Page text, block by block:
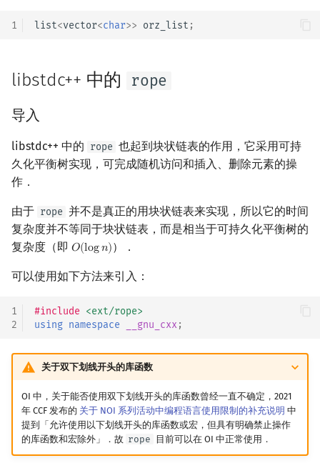
Powerful Number 筛
Meissel–Lehmer 算法
连分数
Stern–Brocot 树与 Farey
Prüfer 序列
支配树
图上随机游走
1 list<vector<char>> orz_list ;
libstdc++ 中的 rope
导入
libstdc++ 中的 rope 也起到块状链表的作用，它采用可持
久化平衡树实现，可完成随机访问和插入、删除元素的操
作．
由于 rope 并不是真正的用块状链表来实现，所以它的时间
复杂度并不等同于块状链表，而是相当于可持久化平衡树的
复杂度（即 𝑂(log𝑛)
O(logn) ）．
可以使用如下方法来引入：
1
2
#include <ext/rope>
using namespace __gnu_cxx ;
关于双下划线开头的库函数
OI 中，关于能否使用双下划线开头的库函数曾经一直不确定，2021
年 CCF 发布的 关于 NOI 系列活动中编程语言使用限制的补充说明 中
提到「允许使用以下划线开头的库函数或宏，但具有明确禁止操作
的库函数和宏除外」．故 rope 目前可以在 OI 中正常使用．